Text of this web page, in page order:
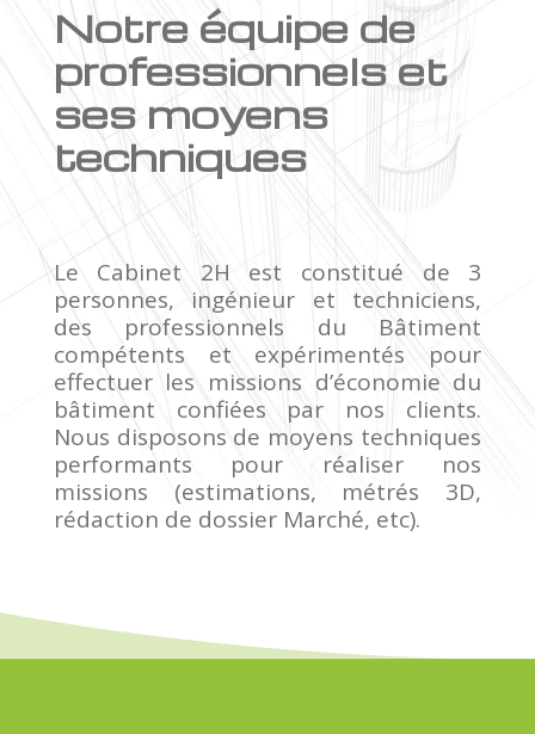
Notre équipe de
professionnels et
ses moyens
techniques
Le Cabinet 2H est constitué de 3
personnes, ingénieur et techniciens,
des professionnels du Bâtiment
compétents et expérimentés pour
effectuer les missions d’économie du
bâtiment confiées par nos clients.
Nous disposons de moyens techniques
performants pour réaliser nos
missions (estimations, métrés 3D,
rédaction de dossier Marché, etc).